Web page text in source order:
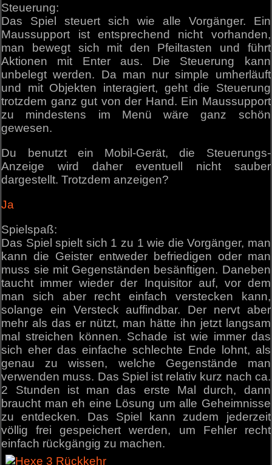
Steuerung:
Das Spiel steuert sich wie alle Vorgänger. Ein
Maussupport ist entsprechend nicht vorhanden,
man bewegt sich mit den Pfeiltasten und führt
Aktionen mit Enter aus. Die Steuerung kann
unbelegt werden. Da man nur simple umherläuft
und mit Objekten interagiert, geht die Steuerung
trotzdem ganz gut von der Hand. Ein Maussupport
zu mindestens im Menü wäre ganz schön
gewesen.
Du benutzt ein Mobil-Gerät, die Steuerungs-
Anzeige wird daher eventuell nicht sauber
dargestellt. Trotzdem anzeigen?
Ja
Spielspaß:
Das Spiel spielt sich 1 zu 1 wie die Vorgänger, man
kann die Geister entweder befriedigen oder man
muss sie mit Gegenständen besänftigen. Daneben
taucht immer wieder der Inquisitor auf, vor dem
man sich aber recht einfach verstecken kann,
solange ein Versteck auffindbar. Der nervt aber
mehr als das er nützt, man hätte ihn jetzt langsam
mal streichen können. Schade ist wie immer das
sich eher das einfache schlechte Ende lohnt, als
genau zu wissen, welche Gegenstände man
verwenden muss. Das Spiel ist relativ kurz nach ca.
2 Stunden ist man das erste Mal durch, dann
braucht man eh eine Lösung um alle Geheimnisse
zu entdecken. Das Spiel kann zudem jederzeit
völlig frei gespeichert werden, um Fehler recht
einfach rückgängig zu machen.